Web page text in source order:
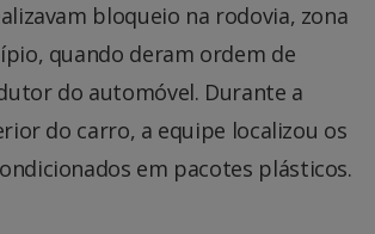
bloqueio na rodovia, zona
quando deram ordem de
do automóvel. Durante a
do carro, a equipe localizou os
em pacotes plásticos.